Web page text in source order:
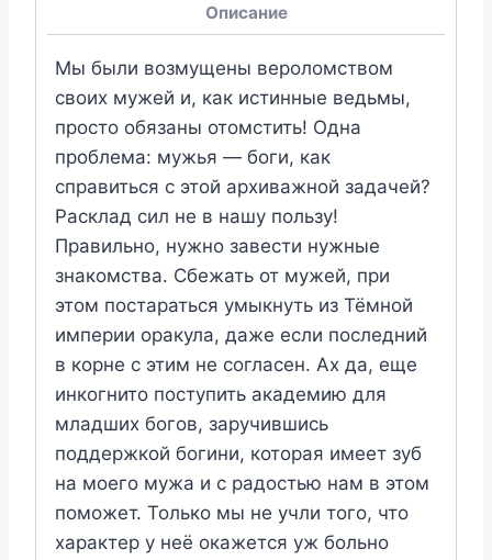
Описание
Мы были возмущены вероломством
своих мужей и, как истинные ведьмы,
просто обязаны отомстить! Одна
проблема: мужья — боги, как
справиться с этой архиважной задачей?
Расклад сил не в нашу пользу!
Правильно, нужно завести нужные
знакомства. Сбежать от мужей, при
этом постараться умыкнуть из Тёмной
империи оракула, даже если последний
в корне с этим не согласен. Ах да, еще
инкогнито поступить академию для
младших богов, заручившись
поддержкой богини, которая имеет зуб
на моего мужа и с радостью нам в этом
поможет. Только мы не учли того, что
характер у неё окажется уж больно